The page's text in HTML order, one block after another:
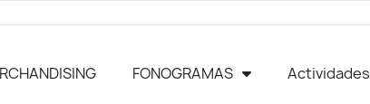
FONOGRAMAS Actividades